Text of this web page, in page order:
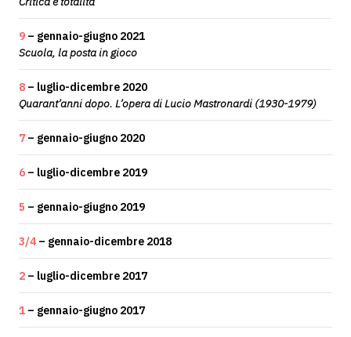
9 – gennaio-giugno 2021
Scuola, la posta in gioco
8 – luglio-dicembre 2020
Quarant’anni dopo. L’opera di Lucio Mastronardi (1930-1979)
7 – gennaio-giugno 2020
6 – luglio-dicembre 2019
5 – gennaio-giugno 2019
3/4 – gennaio-dicembre 2018
2 – luglio-dicembre 2017
1 – gennaio-giugno 2017